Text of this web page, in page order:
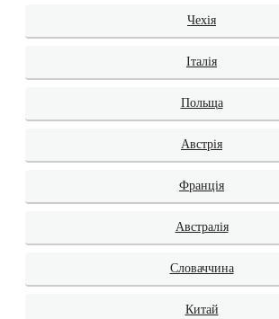
Чехія
Італія
Польща
Австрія
Франція
Австралія
Словаччина
Китай